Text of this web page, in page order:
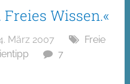
Wissen.«
März 2007
Freie
7